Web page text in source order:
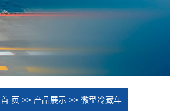
首 页 >> 产品展示 >> 微型冷藏车